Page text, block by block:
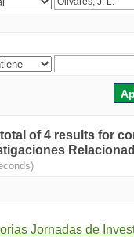
of 4 results for
Jornadas de